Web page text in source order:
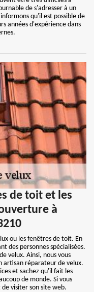
de s'adresser à un
qu'il est possible de
années d'expérience dans
de toit et les
à
ou les fenêtres de toit. En
des personnes spécialisées.
velux. Ainsi, nous vous
artisan réparateur de velux.
et sachez qu'il fait les
de monde. Si vous
visiter son site web.